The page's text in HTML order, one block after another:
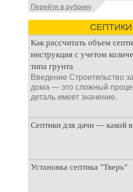
Перейти в рубрику
СЕПТИКИ
Как рассчитать объем
инструкция с учетом
типа грунта
Введение Строительство
дома — это сложный
деталь имеет значение.
Септики для дачи — какой
При строительстве дачи
первоочередных задач
Установка септика "Тверь"